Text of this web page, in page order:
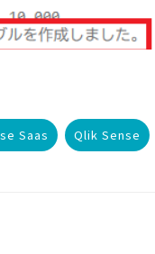
Saas Qlik Sense